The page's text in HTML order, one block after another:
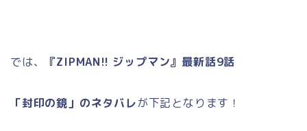
では、 『ZIPMAN!! ジップマン』最新話9話
「封印の鏡」のネタバレが下記となります！